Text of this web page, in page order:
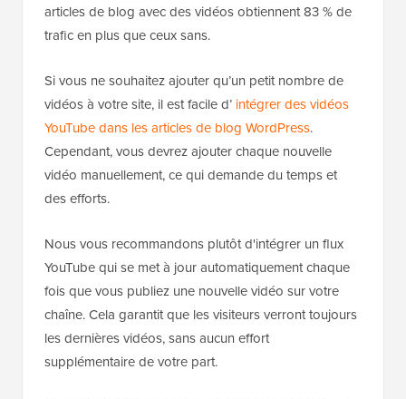
articles de blog avec des vidéos obtiennent 83 % de
trafic en plus que ceux sans.
Si vous ne souhaitez ajouter qu’un petit nombre de
vidéos à votre site, il est facile d’ intégrer des vidéos
YouTube dans les articles de blog WordPress.
Cependant, vous devrez ajouter chaque nouvelle
vidéo manuellement, ce qui demande du temps et
des efforts.
Nous vous recommandons plutôt d'intégrer un flux
YouTube qui se met à jour automatiquement chaque
fois que vous publiez une nouvelle vidéo sur votre
chaîne. Cela garantit que les visiteurs verront toujours
les dernières vidéos, sans aucun effort
supplémentaire de votre part.